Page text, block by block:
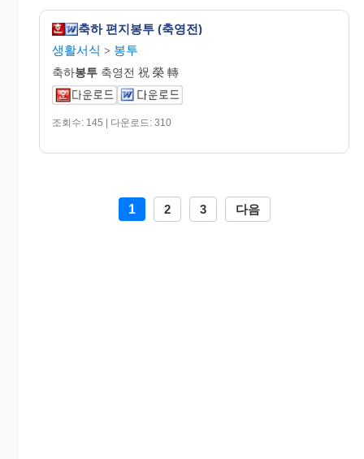
축하 편지봉투 (축영전)
생활서식 > 봉투
축하봉투 축영전 祝 榮 轉
조회수: 145 | 다운로드: 310
1 2 3 다음